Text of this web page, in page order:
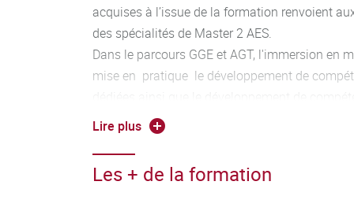
réalisation, de leur exploitation et de leur
les cadres maîtrisant des compétences à la
économiques, éthiques et politiques relatives
Gouvernance des données.
acquises à l’issue de la formation renvoient
des spécialités de Master 2 AES.
Dans le parcours GGE et AGT, l'immersion en
mise en pratique le développement de
adaptabilité, autonomie, relationnelles...
L' étudiant acquiert des connaissances et
vers des métiers en tension en lien par
Lire plus
Les + de la formation